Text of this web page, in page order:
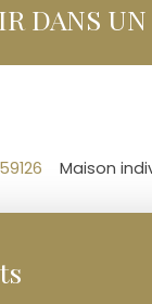
DANS
Maison